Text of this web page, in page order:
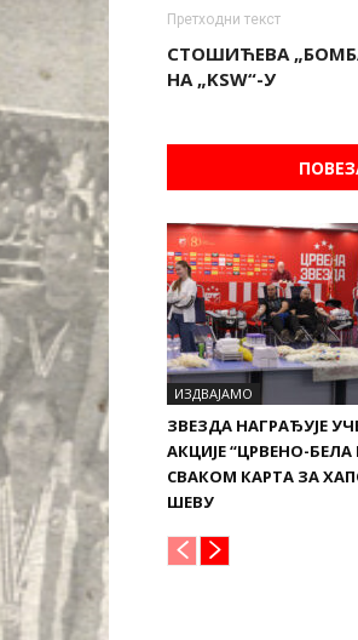
Претходни текст
СТОШИЋЕВА
НА „KSW“-У
ИЗДВАЈАМО
ЗВЕЗДА НАГРАЂУЈЕ
АКЦИЈЕ “ЦРВЕНО-БЕЛА
СВАКОМ КАРТА ЗА
ШЕВУ